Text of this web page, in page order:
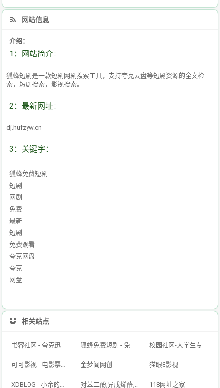
网站信息
介绍：
1：网站简介：
狐蜂短剧是一款短剧网剧搜索工具，支持夸克云盘等短剧资源的全文检
索，短剧搜索，影视搜索。
2：最新网址：
dj.hufzyw.cn
3：关键字：
狐蜂免费短剧
短剧
网剧
免费
最新
短剧
免费观看
夸克网盘
夸克
网盘
相关站点
书容社区 - 夸克迅雷百度网盘资源,网盘资源搜索,免费好用的云盘搜索引擎！ 狐蜂免费短剧 - 免费短剧看全集抖音短剧搜索引擎 - 搜剧网-免费资源搜索平台抖音短剧--搜索神器 校园社区-大学生专属的校园交友平台
可可影视 - 电影票房排行榜,imdb评分,影评,找最好看的影视 金梦阁网创 猫眼8影视
XDBLOG - 小帝的个人博客 对苯二酚,异戊烯醛,异戊烯醇321,防黄剂,丁酰肼原药,甲醇钠溶液,乙醇钠溶液_山东欣烨生物 118网址之家